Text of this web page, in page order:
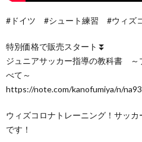
#ドイツ #シュート練習 #ウィズ
特別価格で販売スタート⏬
ジュニアサッカー指導の教科書 ～
べて～
https://note.com/kanofumiya/n/
ウィズコロナトレーニング！サッ
です！